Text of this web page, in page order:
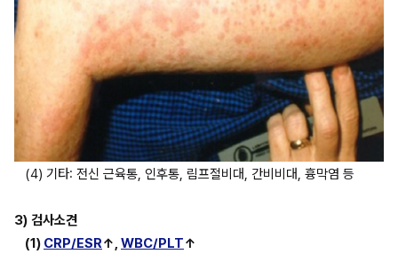
(4) 기타: 전신 근육통, 인후통, 림프절비대, 간비비대, 흉막염 등
3) 검사소견
(1) CRP/ESR↑, WBC/PLT↑